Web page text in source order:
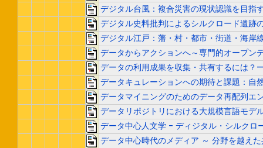
デジタル台風：複合災害の現状認識を目指
デジタル史料批判によるシルクロード遺跡
デジタル江戸：藩・村・都市・街道・海岸
データからアクションへ～専門的オープン
データの利用成果を収集・共有するには
データキュレーションへの期待と課題：自
データマイニングのためのデータ再配列エ
データリポジトリにおける大規模言語モデ
データ中心人文学 − ディジタル・シルクロ
データ中心時代のメディア ～ 分野を越え